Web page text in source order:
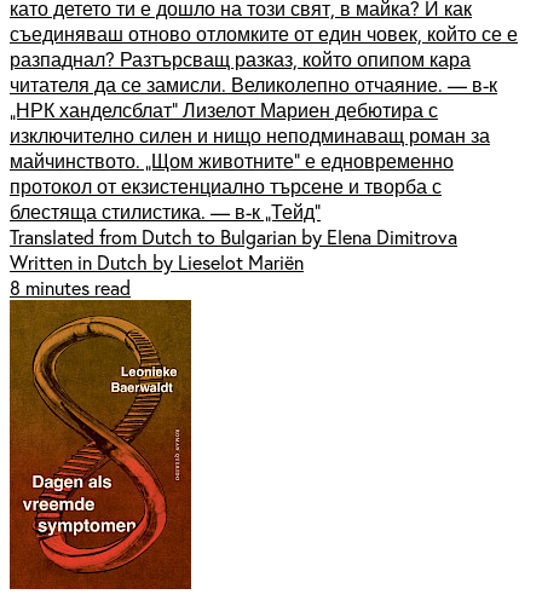
като детето ти е дошло на този свят, в майка? И как
съединяваш отново отломките от един човек, който се е
разпаднал? Разтърсващ разказ, който опипом кара
читателя да се замисли. Великолепно отчаяние. — в-к
„НРК ханделсблат” Лизелот Мариен дебютира с
изключително силен и нищо неподминаващ роман за
майчинството. „Щом животните” е едновременно
протокол от екзистенциално търсене и творба с
блестяща стилистика. — в-к „Тейд”
Translated from Dutch to Bulgarian by Elena Dimitrova
Written in Dutch by Lieselot Mariën
8 minutes read